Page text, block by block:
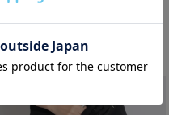
48,400 税込